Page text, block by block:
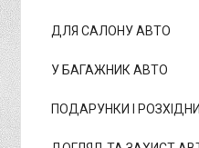
ДЛЯ САЛОНУ АВТО
У БАГАЖНИК АВТО
ПОДАРУНКИ І